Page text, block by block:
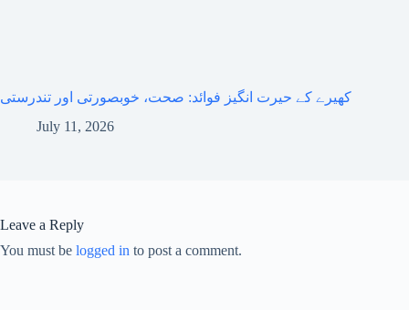
کھیرے کے حیرت انگیز فوائد: صحت، خوبصورتی اور تندرستی
July 11, 2026
Leave a Reply
You must be logged in to post a comment.